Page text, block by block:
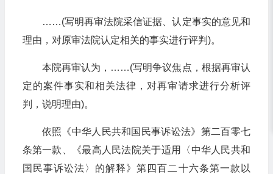
……(写明再审法院采信证据、认定事实的意见和
理由，对原审法院认定相关的事实进行评判)。
本院再审认为，……(写明争议焦点，根据再审认
定的案件事实和相关法律，对再审请求进行分析评
判，说明理由)。
依照《中华人民共和国民事诉讼法》第二百零七
条第一款、《最高人民法院关于适用〈中华人民共和
国民事诉讼法〉的解释》第四百二十六条第一款以